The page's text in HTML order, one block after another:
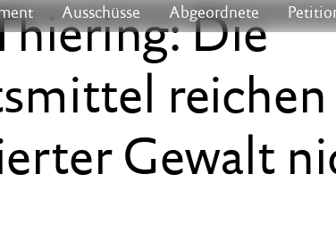
Ausschüsse Abgeordnete
Die
reichen
Gewalt